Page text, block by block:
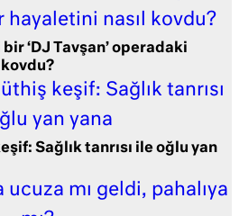
‘DJ Tavşan’ operadaki
Sağlık tanrısı ile oğlu yan